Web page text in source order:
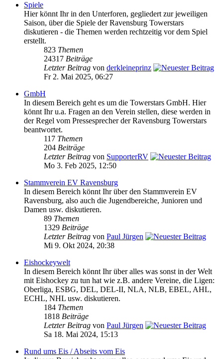
Spiele
Hier könnt Ihr in den Unterforen, gegliedert zur jeweiligen
Saison, über die Spiele der Ravensburg Towerstars
diskutieren - die Themen werden rechtzeitig vor dem Spiel
erstellt.
823 Themen
24317 Beiträge
Letzter Beitrag von derkleineprinz
Fr 2. Mai 2025, 06:27
GmbH
In diesem Bereich geht es um die Towerstars GmbH. Hier
könnt Ihr u.a. Fragen an den Verein stellen, diese werden in
der Regel vom Pressesprecher der Ravensburg Towerstars
beantwortet.
117 Themen
204 Beiträge
Letzter Beitrag von SupporterRV
Mo 3. Feb 2025, 12:50
Stammverein EV Ravensburg
In diesem Bereich könnt Ihr über den Stammverein EV
Ravensburg, also auch die Jugendbereiche, Junioren und
Damen usw. diskutieren.
89 Themen
1329 Beiträge
Letzter Beitrag von Paul Jürgen
Mi 9. Okt 2024, 20:38
Eishockeywelt
In diesem Bereich könnt Ihr über alles was sonst in der Welt
mit Eishockey zu tun hat wie z.B. andere Vereine, die Ligen:
Oberliga, ESBG, DEL, DEL-II, NLA, NLB, EBEL, AHL,
ECHL, NHL usw. diskutieren.
184 Themen
1818 Beiträge
Letzter Beitrag von Paul Jürgen
Sa 18. Mai 2024, 15:13
Rund ums Eis / Abseits vom Eis